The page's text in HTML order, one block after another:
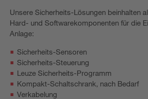
Unsere Sicherheits-Lösungen beinhalten
Hard- und Softwarekomponenten für die
Anlage:
Sicherheits-Sensoren
Sicherheits-Steuerung
Leuze Sicherheits-Programm
Kompakt-Schaltschrank, nach Bedarf
Verkabelung